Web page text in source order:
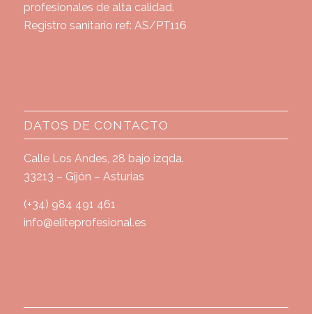
profesionales de alta calidad.
Registro sanitario ref: AS/PT116
DATOS DE CONTACTO
Calle Los Andes, 28 bajo izqda.
33213 – Gijón – Asturias
(+34) 984 491 461
info@eliteprofesional.es